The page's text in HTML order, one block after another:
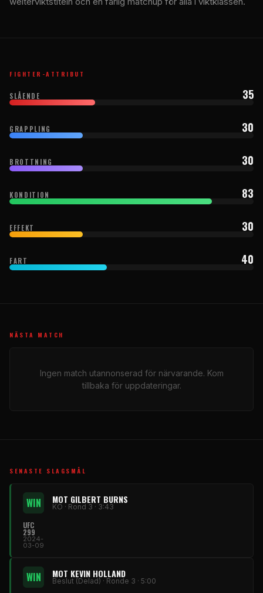
FIGHTER-ATTRIBUT
SLÅENDE 35
GRAPPLING 30
BROTTNING 30
KONDITION 83
EFFEKT 30
FART 40
NÄSTA MATCH
Ingen match utannonserad för närvarande. Kom
tillbaka för uppdateringar.
SENASTE SLAGSMÅL
WIN MOT GILBERT BURNS
KO · Rond 3 · 3:43
UFC
299
2024-
03-09
WIN MOT KEVIN HOLLAND
Beslut (Delad) · Ronde 3 · 5:00